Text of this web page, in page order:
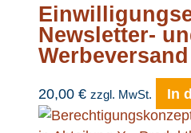
Newsletter-
Werbeversand
20,00 € zzgl. MwSt. In